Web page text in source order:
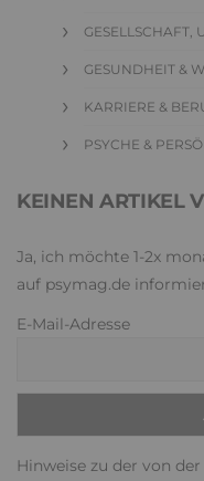
GESELLSCHAFT,
GESUNDHEIT &
KARRIERE &
PSYCHE &
KEINEN ARTIKEL
Ja, ich möchte 1-2x
auf psymag.de
E-Mail-Adresse
Hinweise zu der von